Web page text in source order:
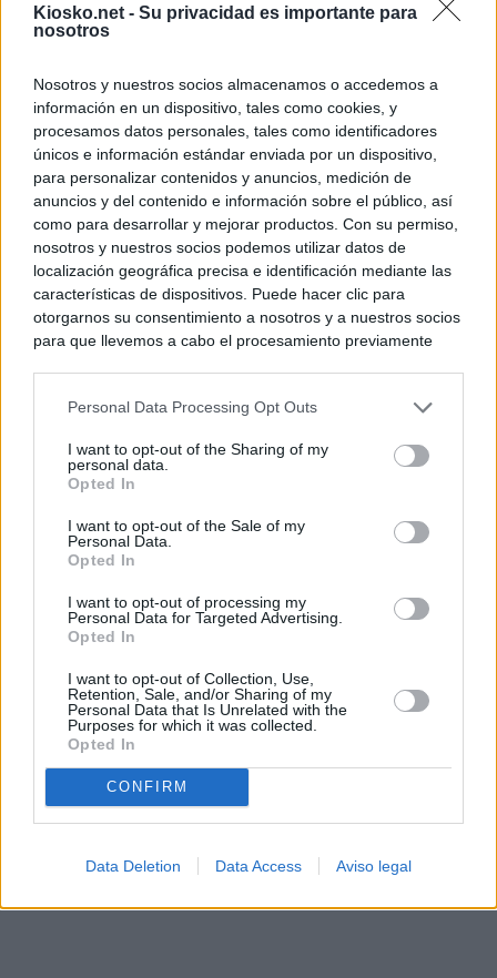
Kiosko.net - Su privacidad es importante para
nosotros
Nosotros y nuestros socios almacenamos o accedemos a
información en un dispositivo, tales como cookies, y
procesamos datos personales, tales como identificadores
únicos e información estándar enviada por un dispositivo,
para personalizar contenidos y anuncios, medición de
anuncios y del contenido e información sobre el público, así
como para desarrollar y mejorar productos. Con su permiso,
nosotros y nuestros socios podemos utilizar datos de
localización geográfica precisa e identificación mediante las
características de dispositivos. Puede hacer clic para
otorgarnos su consentimiento a nosotros y a nuestros socios
para que llevemos a cabo el procesamiento previamente
negar su consentimiento. Tenga en cuenta que algún
de su consentimiento, pero usted tiene el derecho de
rechazar tal procesamiento. Sus preferencias se aplicarán
cualquier momento entrando de nuevo en este sitio web o
visitando nuestra política de privacidad.
Personal Data Processing Opt Outs
I want to opt-out of the Sharing of my
personal data.
Opted In
I want to opt-out of the Sale of my
Personal Data.
Opted In
I want to opt-out of processing my
Personal Data for Targeted Advertising.
Opted In
I want to opt-out of Collection, Use,
Retention, Sale, and/or Sharing of my
Personal Data that Is Unrelated with the
Purposes for which it was collected.
Opted In
CONFIRM
Data Deletion Data Access Aviso legal